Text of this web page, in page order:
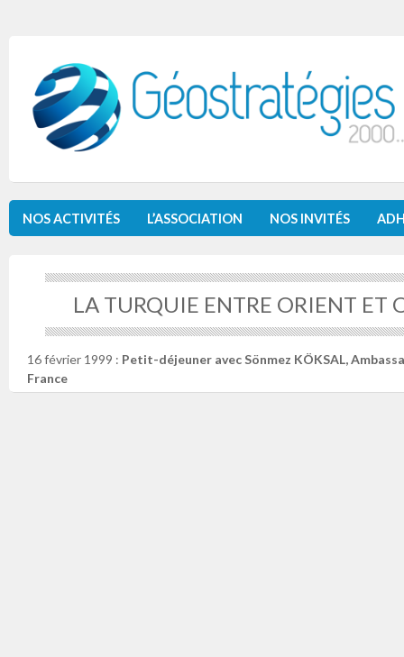
NOS ACTIVITÉS L’ASSOCIATION NOS INVITÉS
LA TURQUIE ENTRE ORIENT ET
16 février 1999 : Petit-déjeuner avec Sönmez KÖKSAL,
France